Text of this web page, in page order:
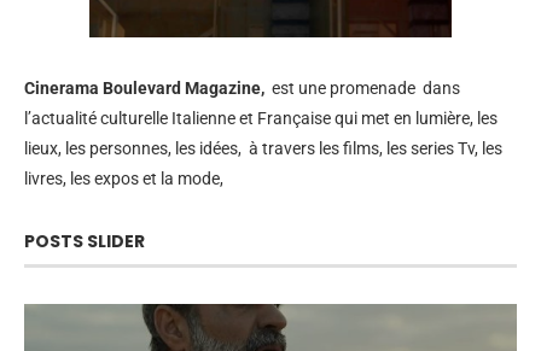
Cinerama Boulevard Magazine, est une promenade dans
l’actualité culturelle Italienne et Française qui met en lumière, les
lieux, les personnes, les idées, à travers les films, les series Tv, les
livres, les expos et la mode,
POSTS SLIDER